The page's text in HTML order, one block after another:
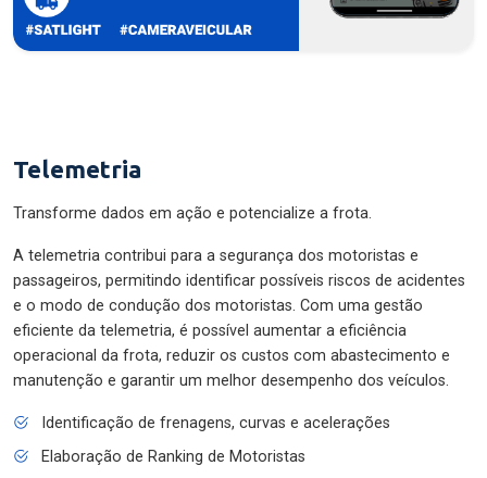
Telemetria
Transforme dados em ação e potencialize a frota.
A telemetria contribui para a segurança dos motoristas e
passageiros, permitindo identificar possíveis riscos de acidentes
e o modo de condução dos motoristas. Com uma gestão
eficiente da telemetria, é possível aumentar a eficiência
operacional da frota, reduzir os custos com abastecimento e
manutenção e garantir um melhor desempenho dos veículos.
Identificação de frenagens, curvas e acelerações
Elaboração de Ranking de Motoristas